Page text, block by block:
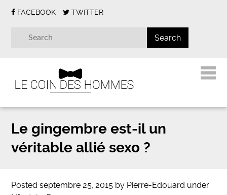
FACEBOOK TWITTER
Le gingembre est-il un
véritable allié sexo ?
Postedseptembre 25, 2015 by Pierre-Edouard under